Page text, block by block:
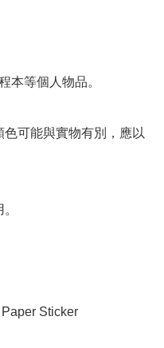
本等個人物品。
可能與實物有別，應以
Sticker